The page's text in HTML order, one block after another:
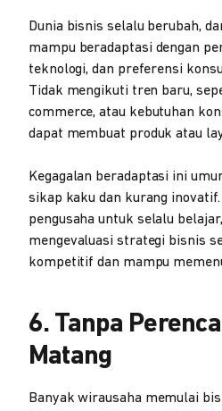
Dunia bisnis selalu berubah,
mampu beradaptasi dengan
teknologi, dan preferensi
Tidak mengikuti tren baru,
commerce, atau kebutuhan
dapat membuat produk atau
Kegagalan beradaptasi ini
sikap kaku dan kurang
pengusaha untuk selalu
mengevaluasi strategi bisnis
kompetitif dan mampu
6. Tanpa
Matang
Banyak wirausaha memulai